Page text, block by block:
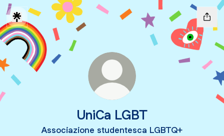
UniCa LGBT
Associazione studentesca LGBTQ+